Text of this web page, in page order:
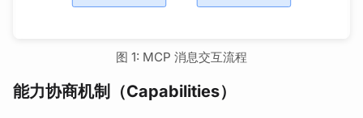
图 1: MCP 消息交互流程
能力协商机制（Capabilities）